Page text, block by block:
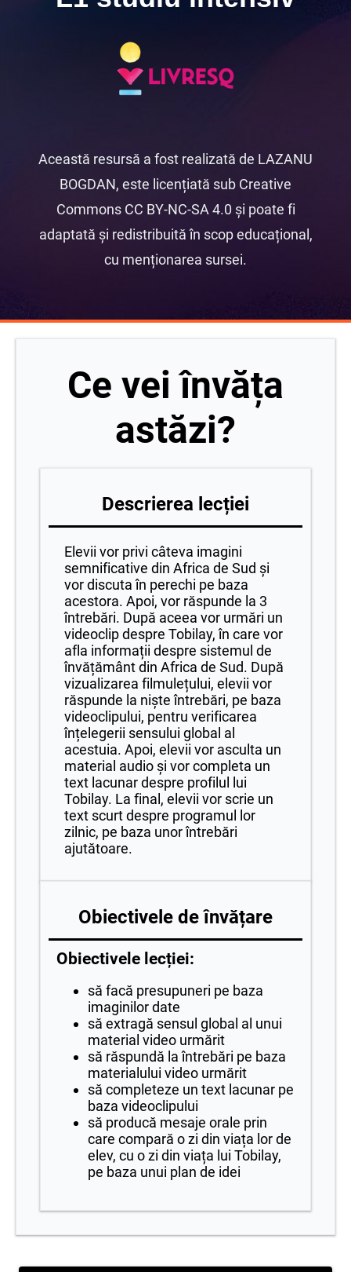
Această resursă a fost realizată de LAZANU
BOGDAN, este licențiată sub Creative
Commons CC BY-NC-SA 4.0 și poate fi
adaptată și redistribuită în scop educațional,
cu menționarea sursei.
Ce vei învăța
astăzi?
Descrierea lecției
Elevii vor privi câteva imagini
semnificative din Africa de Sud și
vor discuta în perechi pe baza
acestora. Apoi, vor răspunde la 3
întrebări. După aceea vor urmări un
videoclip despre Tobilay, în care vor
afla informații despre sistemul de
învățământ din Africa de Sud. După
vizualizarea filmulețului, elevii vor
răspunde la niște întrebări, pe baza
videoclipului, pentru verificarea
înțelegerii sensului global al
acestuia. Apoi, elevii vor asculta un
material audio și vor completa un
text lacunar despre profilul lui
Tobilay. La final, elevii vor scrie un
text scurt despre programul lor
zilnic, pe baza unor întrebări
ajutătoare.
Obiectivele de învățare
Obiectivele lecției:
să facă presupuneri pe baza
imaginilor date
să extragă sensul global al unui
material video urmărit
să răspundă la întrebări pe baza
materialului video urmărit
să completeze un text lacunar pe
baza videoclipului
să producă mesaje orale prin
care compară o zi din viața lor de
elev, cu o zi din viața lui Tobilay,
pe baza unui plan de idei